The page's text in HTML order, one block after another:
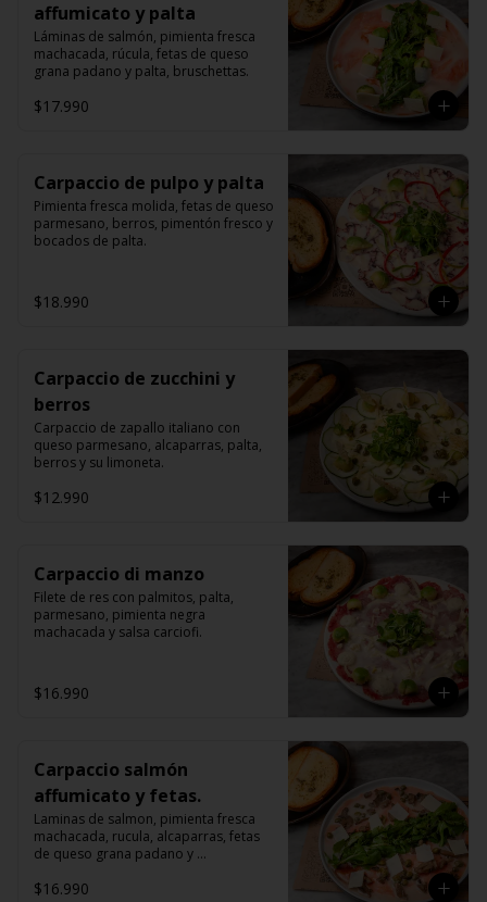
affumicato y palta
Láminas de salmón, pimienta fresca
machacada, rúcula, fetas de queso
grana padano y palta, bruschettas.
$17.990
Carpaccio de pulpo y palta
Pimienta fresca molida, fetas de queso
parmesano, berros, pimentón fresco y
bocados de palta.
$18.990
Carpaccio de zucchini y
berros
Carpaccio de zapallo italiano con
queso parmesano, alcaparras, palta,
berros y su limoneta.
$12.990
Carpaccio di manzo
Filete de res con palmitos, palta,
parmesano, pimienta negra
machacada y salsa carciofi.
$16.990
Carpaccio salmón
affumicato y fetas.
Laminas de salmon, pimienta fresca
machacada, rucula, alcaparras, fetas
de queso grana padano y
$16.990